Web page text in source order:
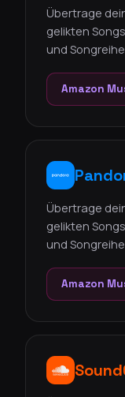
Übertrage
gelikten
und
Amazon
Übertrage
gelikten
und
Amazon